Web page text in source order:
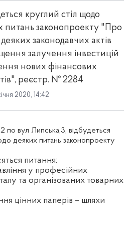
круглий стіл щодо
питань законопроекту "Про
законодавчих актів
залучення інвестицій
нових фінансових
реєстр. № 2284
2020, 14:42
по вул Липська,3, відбудеться
деяких питань законопроекту
питання:
у професійних
та організованих товарних
цінних паперів – шляхи